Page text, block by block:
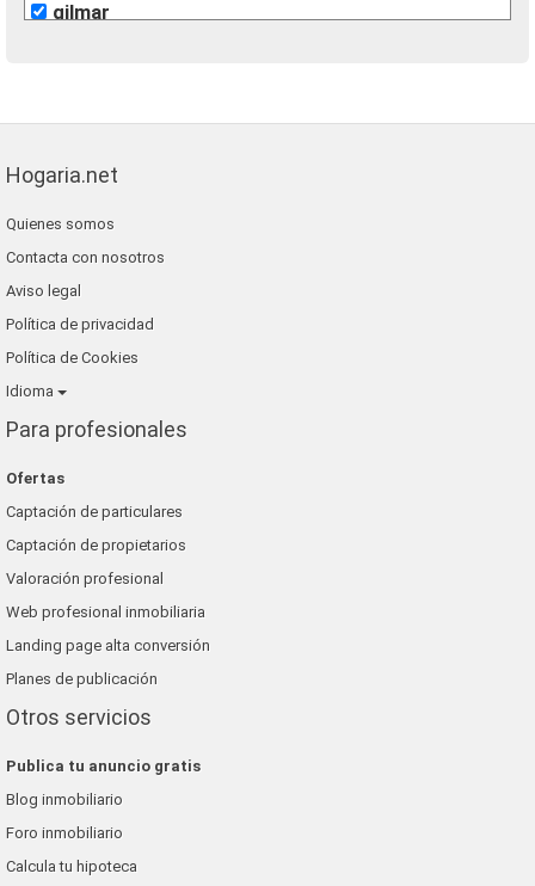
gilmar
Hogaria.net
Quienes somos
Contacta con nosotros
Aviso legal
Política de privacidad
Política de Cookies
Idioma
Para profesionales
Ofertas
Captación de particulares
Captación de propietarios
Valoración profesional
Web profesional inmobiliaria
Landing page alta conversión
Planes de publicación
Otros servicios
Publica tu anuncio gratis
Blog inmobiliario
Foro inmobiliario
Calcula tu hipoteca